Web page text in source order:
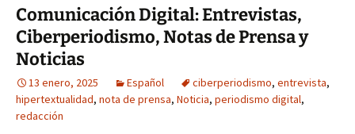
Comunicación Digital: Entrevistas,
Ciberperiodismo, Notas de Prensa y
Noticias
13 enero, 2025 Español ciberperiodismo, entrevista,
hipertextualidad, nota de prensa, Noticia, periodismo digital,
redacción